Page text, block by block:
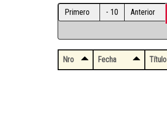
Primero - 10 Anterior
Nro Fecha Título